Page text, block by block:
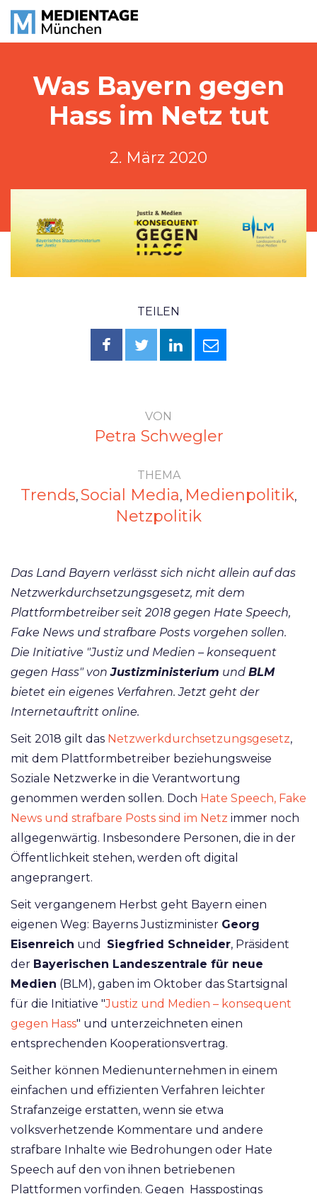
Was Bayern gegen
Hass im Netz tut
2. März 2020
TEILEN
VON
Petra Schwegler
THEMA
Trends, Social Media, Medienpolitik,
Netzpolitik
Das Land Bayern verlässt sich nicht allein auf das
Netzwerkdurchsetzungsgesetz, mit dem
Plattformbetreiber seit 2018 gegen Hate Speech,
Fake News und strafbare Posts vorgehen sollen.
Die Initiative "Justiz und Medien – konsequent
gegen Hass" vonJustizministerium und BLM
bietet ein eigenes Verfahren. Jetzt geht der
Internetauftritt online.
Seit 2018 gilt das Netzwerkdurchsetzungsgesetz,
mit dem Plattformbetreiber beziehungsweise
Soziale Netzwerke in die Verantwortung
genommen werden sollen. Doch Hate Speech, Fake
News und strafbare Posts sind im Netz immer noch
allgegenwärtig. Insbesondere Personen, die in der
Öffentlichkeit stehen, werden oft digital
angeprangert.
Seit vergangenem Herbst geht Bayern einen
eigenen Weg: Bayerns Justizminister Georg
Eisenreich und Siegfried Schneider, Präsident
der Bayerischen Landeszentrale für neue
Medien (BLM), gaben im Oktober das Startsignal
für die Initiative "Justiz und Medien – konsequent
gegen Hass" und unterzeichneten einen
entsprechenden Kooperationsvertrag.
Seither können Medienunternehmen in einem
einfachen und effizienten Verfahren leichter
Strafanzeige erstatten, wenn sie etwa
volksverhetzende Kommentare und andere
strafbare Inhalte wie Bedrohungen oder Hate
Speech auf den von ihnen betriebenen
Plattformen vorfinden. Gegen Hasspostings